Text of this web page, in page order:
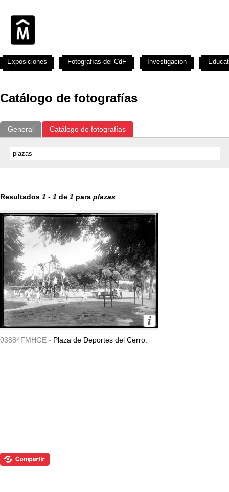
Catálogo de fotografías
General Catálogo de fotografías
Resultados 1 - 1 de 1 para plazas
03884FMHGE - Plaza de Deportes del Cerro.
Exposiciones Fotografías del CdF Investigación